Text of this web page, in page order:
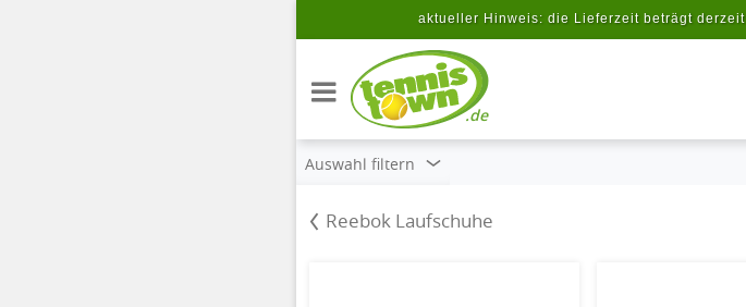
aktueller Hinweis: die Lieferzeit beträgt derzeit
.de
Auswahl filtern
Reebok Laufschuhe